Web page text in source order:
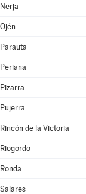
Nerja
Ojén
Parauta
Periana
Pizarra
Pujerra
Rincón de la Victoria
Riogordo
Ronda
Salares